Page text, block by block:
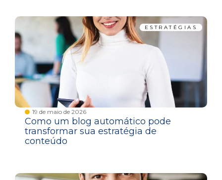
ESTRATÉGIAS
19 de maio de 2026
Como um blog automático pode
transformar sua estratégia de
conteúdo